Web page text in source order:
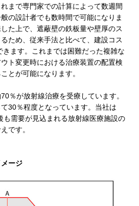
まで専門家での計算によって数週間
の設計者でも数時間で可能になりま
た上で、遮蔽壁の鉄板量や壁厚のス
ため、従来手法と比べて、建設コス
きます。これまでは困難だった複雑な
ト変更時における治療装置の配置検
とが可能になります。
70％が放射線治療を受療しています。
30％程度となっています。当社は
も需要が見込まれる放射線医療施設の
です。
ージ